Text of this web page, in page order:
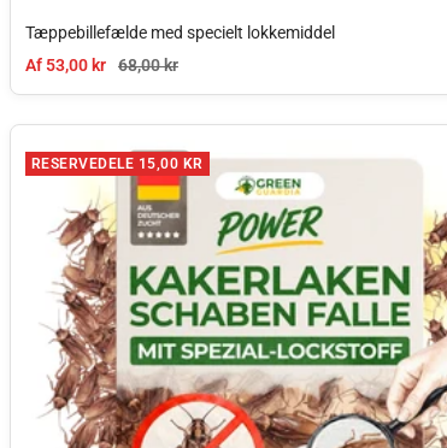
Tæppebillefælde med specielt lokkemiddel
Tilbudspris
Af 53,00 kr Normal pris
68,00 kr
RESERVEDELE 15,00 KR